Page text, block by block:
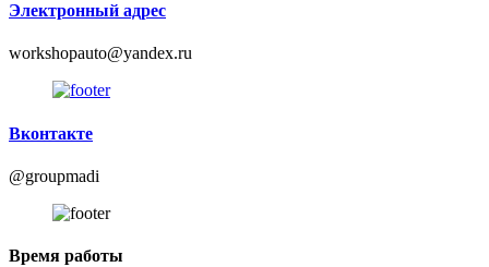
Электронный адрес
workshopauto@yandex.ru
Вконтакте
@groupmadi
Время работы